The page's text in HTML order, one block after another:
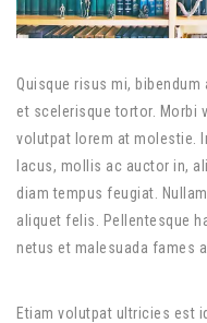
Quisque risus mi,
et scelerisque tortor. Morbi
volutpat lorem at molestie.
lacus, mollis ac auctor in,
diam tempus feugiat.
aliquet felis. Pellentesque
netus et malesuada fames
Etiam volutpat ultricies est